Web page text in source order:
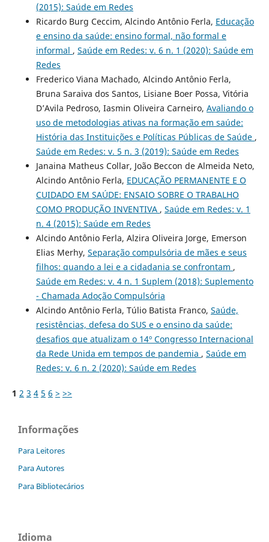
(2015): Saúde em Redes
Ricardo Burg Ceccim, Alcindo Antônio Ferla, Educação
e ensino da saúde: ensino formal, não formal e
informal , Saúde em Redes: v. 6 n. 1 (2020): Saúde em
Redes
Frederico Viana Machado, Alcindo Antônio Ferla,
Bruna Saraiva dos Santos, Lisiane Boer Possa, Vitória
D’Avila Pedroso, Iasmin Oliveira Carneiro, Avaliando o
uso de metodologias ativas na formação em saúde:
História das Instituições e Políticas Públicas de Saúde ,
Saúde em Redes: v. 5 n. 3 (2019): Saúde em Redes
Janaina Matheus Collar, João Beccon de Almeida Neto,
Alcindo Antônio Ferla, EDUCAÇÃO PERMANENTE E O
CUIDADO EM SAÚDE: ENSAIO SOBRE O TRABALHO
COMO PRODUÇÃO INVENTIVA , Saúde em Redes: v. 1
n. 4 (2015): Saúde em Redes
Alcindo Antônio Ferla, Alzira Oliveira Jorge, Emerson
Elias Merhy, Separação compulsória de mães e seus
filhos: quando a lei e a cidadania se confrontam ,
Saúde em Redes: v. 4 n. 1 Suplem (2018): Suplemento
- Chamada Adoção Compulsória
Alcindo Antônio Ferla, Túlio Batista Franco, Saúde,
resistências, defesa do SUS e o ensino da saúde:
desafios que atualizam o 14º Congresso Internacional
da Rede Unida em tempos de pandemia , Saúde em
Redes: v. 6 n. 2 (2020): Saúde em Redes
1 2 3 4 5 6 > >>
Informações
Para Leitores
Para Autores
Para Bibliotecários
Idioma